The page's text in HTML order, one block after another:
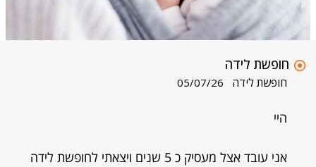
חופשת לידה
חופשת לידה 05/07/26
היי
אני עובד אצל מעסיק כ 5 שנים ויצאתי לחופשת לידה